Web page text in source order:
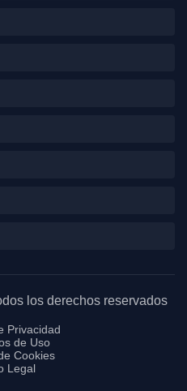
los derechos reservados
Privacidad
de Uso
Cookies
Legal